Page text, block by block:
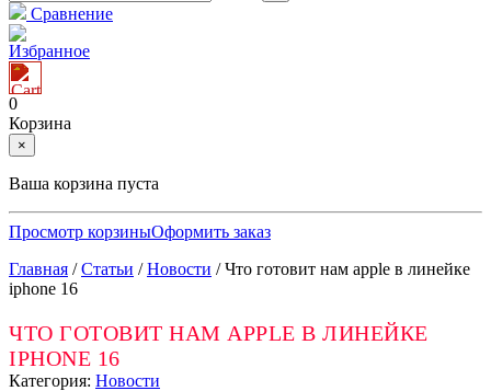
Сравнение
Избранное
0
Корзина
×
Ваша корзина пуста
Просмотр корзиныОформить заказ
Главная /Статьи /Новости /Что готовит нам apple в линейке
iphone 16
ЧТО ГОТОВИТ НАМ APPLE В ЛИНЕЙКЕ
IPHONE 16
Категория: Новости